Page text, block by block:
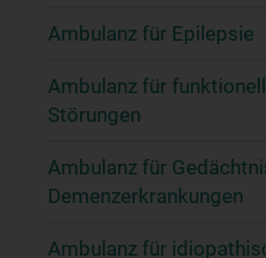
Ambulanz für Epilepsie
Ambulanz für
Störungen
Ambulanz für
Demenzerkrankungen
Ambulanz für